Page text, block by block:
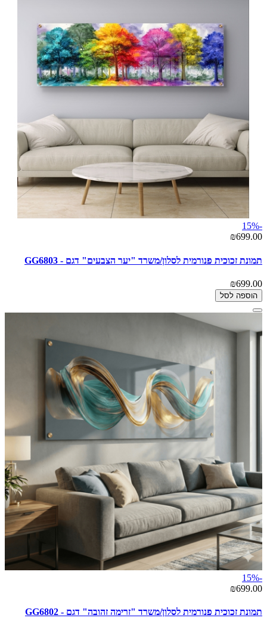
-15%
₪699.00
תמונת זכוכית פנורמית לסלון/משרד "יער הצבעים" דגם - GG6803
₪699.00
הוספה לסל
-15%
₪699.00
תמונת זכוכית פנורמית לסלון/משרד "זרימה זהובה" דגם - GG6802